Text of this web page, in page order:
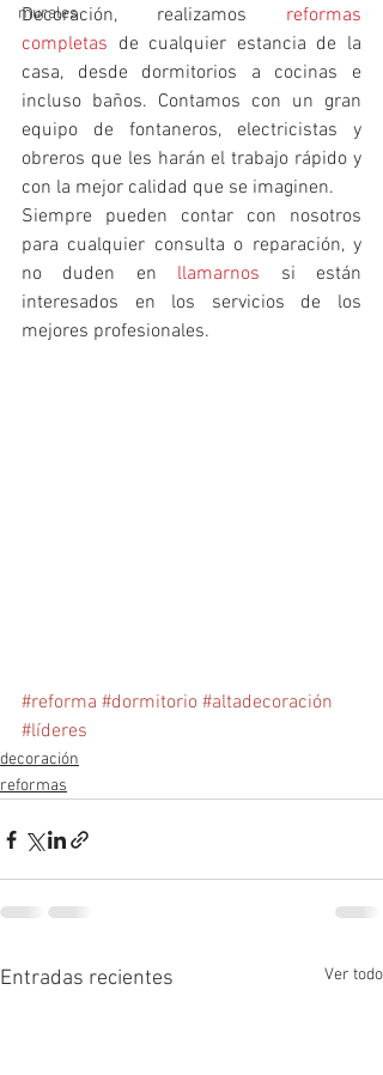
murales
Decoración, realizamos reformas
completas de cualquier estancia de la
casa, desde dormitorios a cocinas e
incluso baños. Contamos con un gran
equipo de fontaneros, electricistas y
obreros que les harán el trabajo rápido y
con la mejor calidad que se imaginen.
Siempre pueden contar con nosotros
para cualquier consulta o reparación, y
no duden en llamarnos si están
interesados en los servicios de los
mejores profesionales.
#reforma #dormitorio #altadecoración
#líderes
decoración
reformas
Entradas recientes Ver todo